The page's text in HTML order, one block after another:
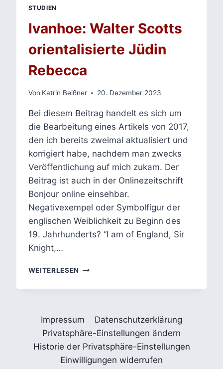
STUDIEN
Ivanhoe: Walter Scotts
orientalisierte Jüdin
Rebecca
Von Katrin Beißner 20. Dezember 2023
Bei diesem Beitrag handelt es sich um
die Bearbeitung eines Artikels von 2017,
den ich bereits zweimal aktualisiert und
korrigiert habe, nachdem man zwecks
Veröffentlichung auf mich zukam. Der
Beitrag ist auch in der Onlinezeitschrift
Bonjour online einsehbar.
Negativexempel oder Symbolfigur der
englischen Weiblichkeit zu Beginn des
19. Jahrhunderts? “I am of England, Sir
Knight,…
WEITERLESEN IVANHOE:
SCOTTS
REBECCA
Impressum
Datenschutzerklärung
Privatsphäre-Einstellungen ändern
Historie der Privatsphäre-Einstellungen
Einwilligungen widerrufen